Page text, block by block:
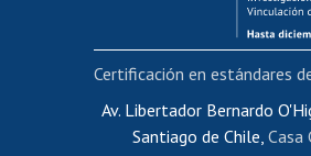
Cursos internos de
Bienestar del
Portal de movilidad
Certificado de
Certificado de renta
Av. Libertador Bernardo
Santiago de Chile, Casa
Certificación en estándares